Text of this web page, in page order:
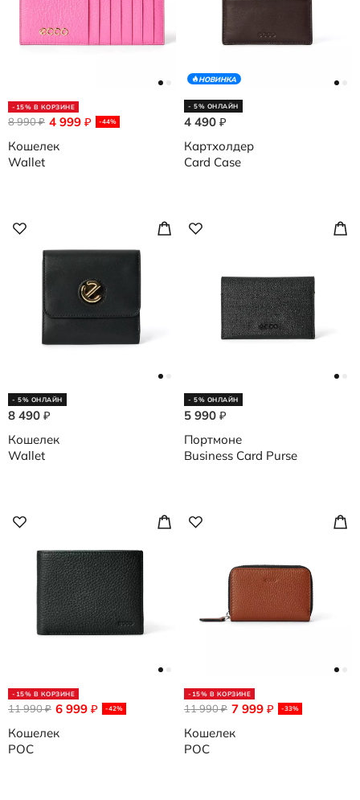
-15% В КОРЗИНЕ
4 999 ₽ -44%
8 990₽
Кошелек
Wallet
НОВИНКА
- 5% ОНЛАЙН
4 490 ₽
Картхолдер
Card Case
- 5% ОНЛАЙН
8 490 ₽
Кошелек
Wallet
- 5% ОНЛАЙН
5 990 ₽
Портмоне
Business Card Purse
-15% В КОРЗИНЕ
6 999 ₽ -42%
11 990₽
Кошелек
POC
-15% В КОРЗИНЕ
7 999 ₽ -33%
11 990₽
Кошелек
POC